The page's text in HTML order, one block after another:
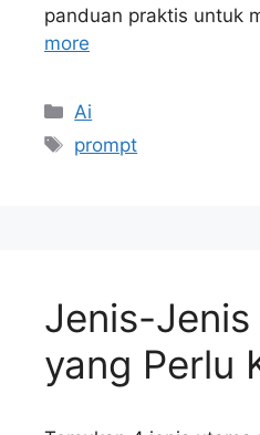
panduan praktis untuk
more
Kategori
Ai
Tag
prompt
Jenis-
yang Perlu